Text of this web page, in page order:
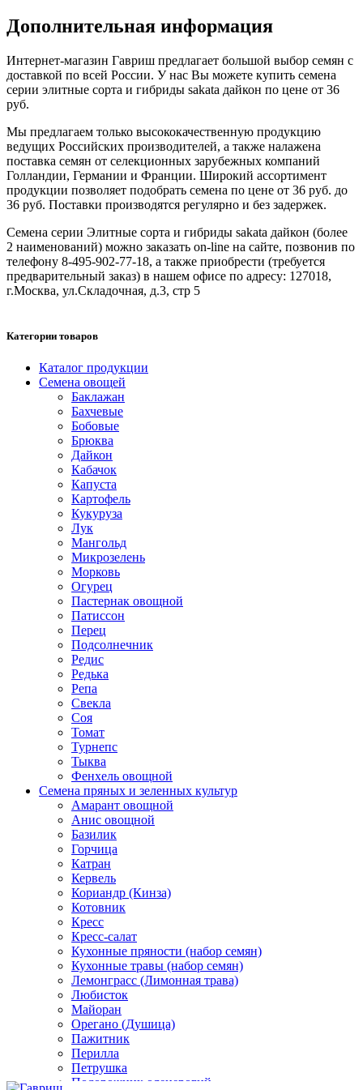
Дополнительная информация
Интернет-магазин Гавриш предлагает большой выбор семян с
доставкой по всей России. У нас Вы можете купить семена
серии элитные сорта и гибриды sakata дайкон по цене от 36
руб.
Мы предлагаем только высококачественную продукцию
ведущих Российских производителей, а также налажена
поставка семян от селекционных зарубежных компаний
Голландии, Германии и Франции. Широкий ассортимент
продукции позволяет подобрать семена по цене от 36 руб. до
36 руб. Поставки производятся регулярно и без задержек.
Семена серии Элитные сорта и гибриды sakata дайкон (более
2 наименований) можно заказать on-line на сайте, позвонив по
телефону 8-495-902-77-18, а также приобрести (требуется
предварительный заказ) в нашем офисе по адресу: 127018,
г.Москва, ул.Складочная, д.3, стр 5
Категории товаров
Каталог продукции
Семена овощей
Баклажан
Бахчевые
Бобовые
Брюква
Дайкон
Кабачок
Капуста
Картофель
Кукуруза
Лук
Мангольд
Микрозелень
Морковь
Огурец
Пастернак овощной
Патиссон
Перец
Подсолнечник
Редис
Редька
Репа
Свекла
Соя
Томат
Турнепс
Тыква
Фенхель овощной
Семена пряных и зеленных культур
Амарант овощной
Анис овощной
Базилик
Горчица
Катран
Кервель
Кориандр (Кинза)
Котовник
Кресс
Кресс-салат
Кухонные пряности (набор семян)
Кухонные травы (набор семян)
Лемонграсс (Лимонная трава)
Любисток
Майоран
Орегано (Душица)
Пажитник
Перилла
Петрушка
Подорожник оленерогий